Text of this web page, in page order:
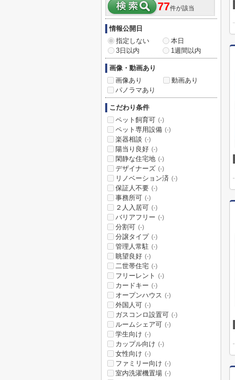
77件が該当
情報公開日
指定しない
本日
3日以内
1週間以内
画像・動画あり
画像あり
動画あり
パノラマあり
こだわり条件
ペット飼育可 (-)
ペット専用設備 (-)
楽器相談 (-)
陽当り良好 (-)
閑静な住宅地 (-)
デザイナーズ (-)
リノベーション済 (-)
保証人不要 (-)
事務所可 (-)
２人入居可 (-)
バリアフリー (-)
分割可 (-)
分譲タイプ (-)
管理人常駐 (-)
眺望良好 (-)
二世帯住宅 (-)
フリーレント (-)
カードキー (-)
オープンハウス (-)
外国人可 (-)
ガスコンロ設置可 (-)
ルームシェア可 (-)
学生向け (-)
カップル向け (-)
女性向け (-)
ファミリー向け (-)
室内洗濯機置場 (-)